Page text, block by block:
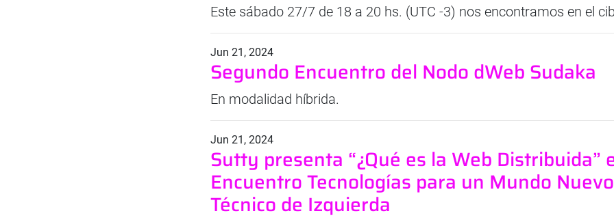
Este sábado 27/7 de 18 a 20 hs. (UTC -3) nos encontramos en el
Jun 21, 2024
Segundo Encuentro del Nodo dWeb Sudaka
En modalidad híbrida.
Jun 21, 2024
Sutty presenta “¿Qué es la Web Distribuida”
Encuentro Tecnologías para un Mundo
Técnico de Izquierda